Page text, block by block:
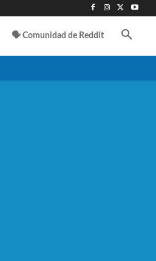
🗣️ Comunidad de Reddit